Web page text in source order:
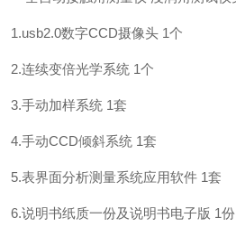
1.usb2.0数字CCD摄像头 1个
2.连续变倍光学系统 1个
3.手动加样系统 1套
4.手动CCD倾斜系统 1套
5.表界面分析测量系统应用软件 1套
6.说明书纸质一份及说明书电子版 1份